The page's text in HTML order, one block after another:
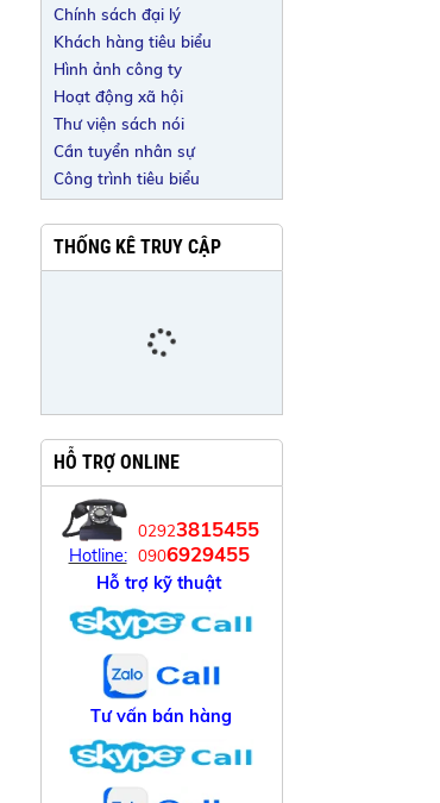
Chính sách đại lý
Khách hàng tiêu biểu
Hình ảnh công ty
Hoạt động xã hội
Thư viện sách nói
Cần tuyển nhân sự
Công trình tiêu biểu
THỐNG KÊ TRUY CẬP
HỖ TRỢ ONLINE
Hotline:
02923815455
0906929455
Hỗ trợ kỹ thuật
Tư vấn bán hàng